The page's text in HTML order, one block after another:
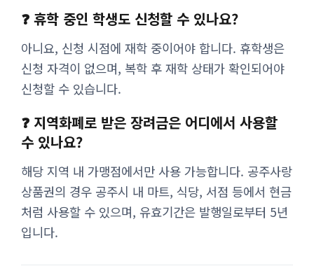
❓ 휴학 중인 학생도 신청할 수 있나요?
아니요, 신청 시점에 재학 중이어야 합니다. 휴학생은
신청 자격이 없으며, 복학 후 재학 상태가 확인되어야
신청할 수 있습니다.
❓ 지역화폐로 받은 장려금은 어디에서 사용할
수 있나요?
해당 지역 내 가맹점에서만 사용 가능합니다. 공주사랑
상품권의 경우 공주시 내 마트, 식당, 서점 등에서 현금
처럼 사용할 수 있으며, 유효기간은 발행일로부터 5년
입니다.